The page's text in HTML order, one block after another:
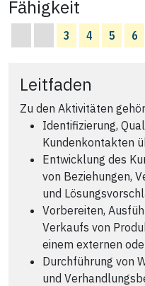
Fähigkeit
3 4 5 6
Leitfaden
Zu den Aktivitäten
Identifizierung,
Kundenkontakten
Entwicklung des
von Beziehungen,
und
Vorbereiten,
Verkaufs von
einem externen
Durchführung von
und